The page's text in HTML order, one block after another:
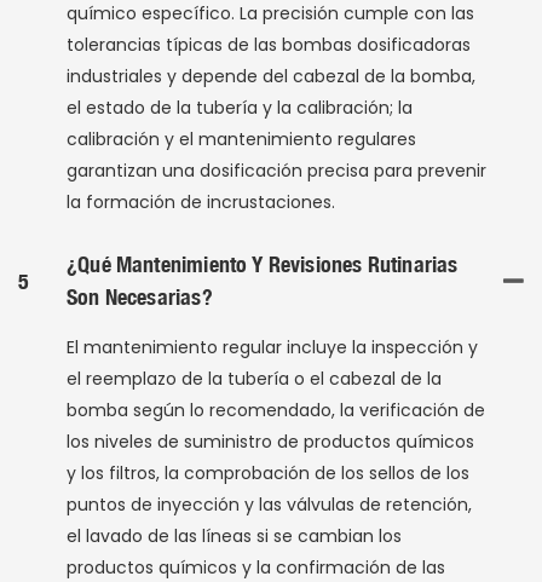
químico específico. La precisión cumple con las
tolerancias típicas de las bombas dosificadoras
industriales y depende del cabezal de la bomba,
el estado de la tubería y la calibración; la
calibración y el mantenimiento regulares
garantizan una dosificación precisa para prevenir
la formación de incrustaciones.
5
¿Qué Mantenimiento Y Revisiones Rutinarias
Son Necesarias?
El mantenimiento regular incluye la inspección y
el reemplazo de la tubería o el cabezal de la
bomba según lo recomendado, la verificación de
los niveles de suministro de productos químicos
y los filtros, la comprobación de los sellos de los
puntos de inyección y las válvulas de retención,
el lavado de las líneas si se cambian los
productos químicos y la confirmación de las